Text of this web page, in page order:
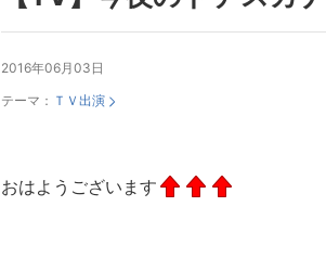
2016年06月03日
テーマ： ＴＶ出演
おはようございます